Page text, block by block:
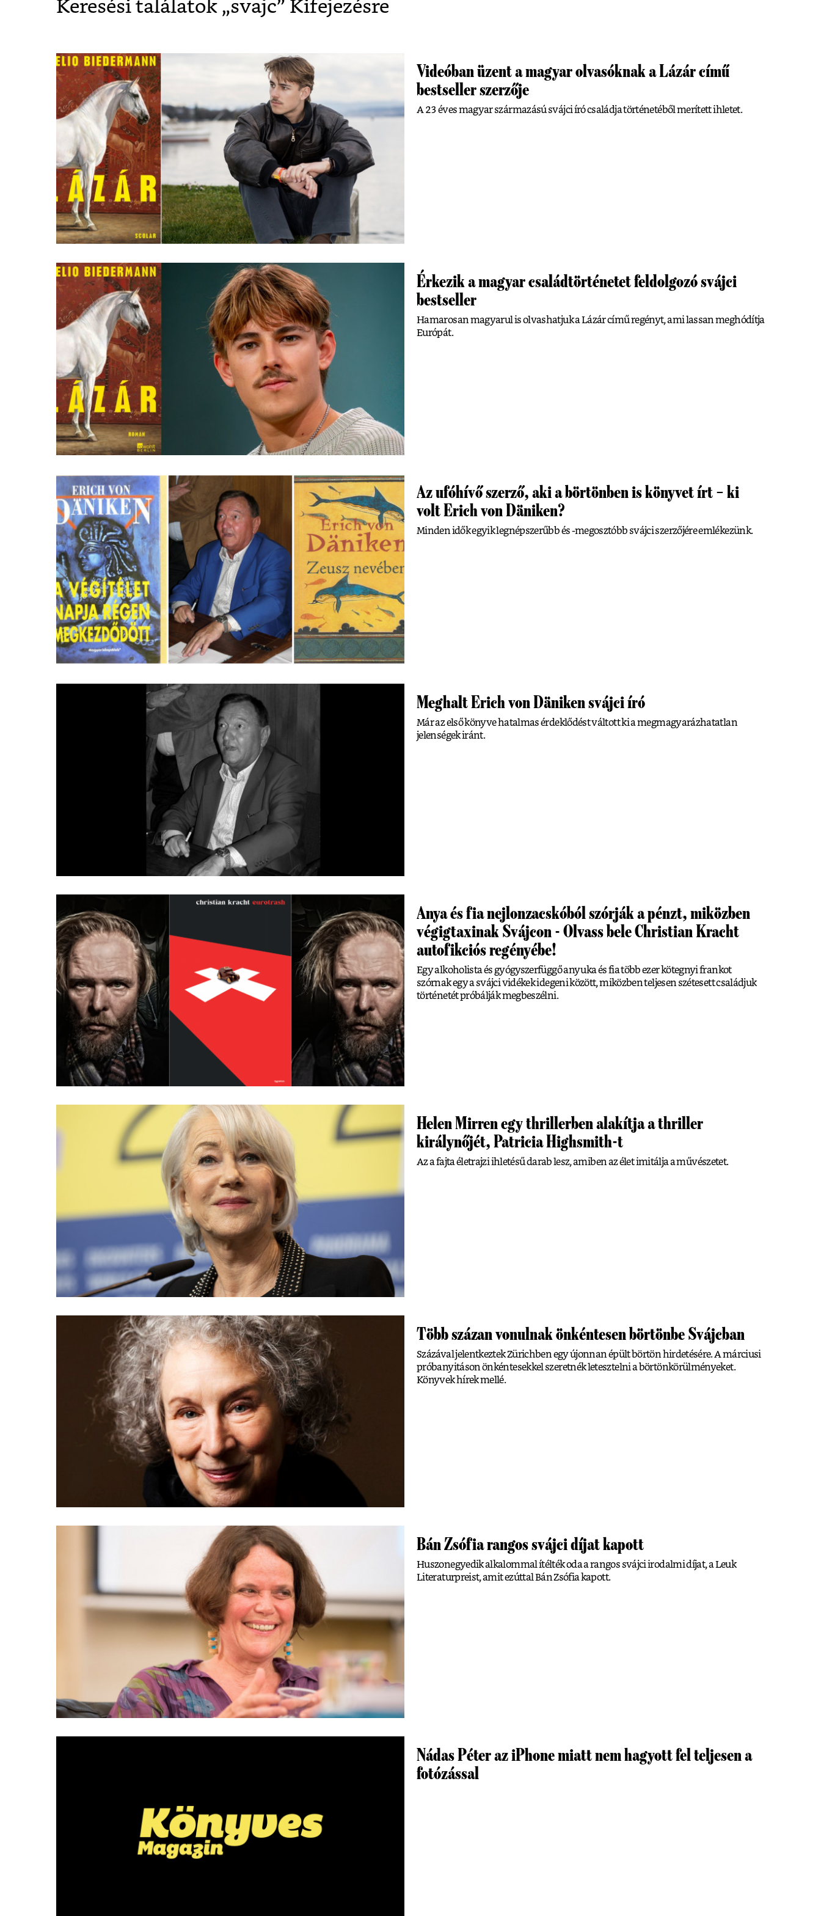
Keresési találatok „svajc” Kifejezésre
Videóban üzent a magyar olvasóknak a Lázár című
bestseller szerzője
A 23 éves magyar származású svájci író családja történetéből merített ihletet.
Érkezik a magyar családtörténetet feldolgozó svájci
bestseller
Hamarosan magyarul is olvashatjuk a Lázár című regényt, ami lassan meghódítja
Európát.
Az ufóhívő szerző, aki a börtönben is könyvet írt – ki
volt Erich von Däniken?
Minden idők egyik legnépszerűbb és -megosztóbb svájci szerzőjére emlékezünk.
Meghalt Erich von Däniken svájci író
Már az első könyve hatalmas érdeklődést váltott ki a megmagyarázhatatlan
jelenségek iránt.
Anya és fia nejlonzacskóból szórják a pénzt, miközben
végigtaxinak Svájcon - Olvass bele Christian Kracht
autofikciós regényébe!
Egy alkoholista és gyógyszerfüggő anyuka és fia több ezer kötegnyi frankot
szórnak egy a svájci vidékek idegeni között, miközben teljesen szétesett családjuk
történetét próbálják megbeszélni.
Helen Mirren egy thrillerben alakítja a thriller
királynőjét, Patricia Highsmith-t
Az a fajta életrajzi ihletésű darab lesz, amiben az élet imitálja a művészetet.
Több százan vonulnak önkéntesen börtönbe Svájcban
Százával jelentkeztek Zürichben egy újonnan épült börtön hirdetésére. A márciusi
próbanyitáson önkéntesekkel szeretnék letesztelni a börtönkörülményeket.
Könyvek hírek mellé.
Bán Zsófia rangos svájci díjat kapott
Huszonegyedik alkalommal ítélték oda a rangos svájci irodalmi díjat, a Leuk
Literaturpreist, amit ezúttal Bán Zsófia kapott.
Nádas Péter az iPhone miatt nem hagyott fel teljesen a
fotózással